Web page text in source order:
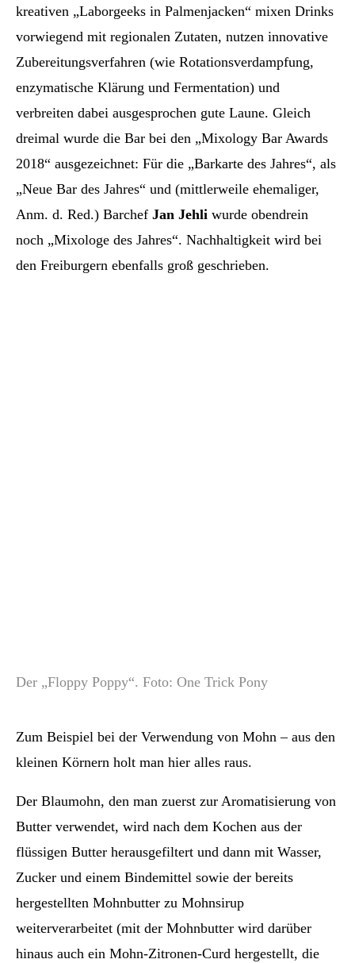
kreativen „Laborgeeks in Palmenjacken“ mixen Drinks
vorwiegend mit regionalen Zutaten, nutzen innovative
Zubereitungsverfahren (wie Rotationsverdampfung,
enzymatische Klärung und Fermentation) und
verbreiten dabei ausgesprochen gute Laune. Gleich
dreimal wurde die Bar bei den „Mixology Bar Awards
2018“ ausgezeichnet: Für die „Barkarte des Jahres“, als
„Neue Bar des Jahres“ und (mittlerweile ehemaliger,
Anm. d. Red.) Barchef Jan Jehli wurde obendrein
noch „Mixologe des Jahres“. Nachhaltigkeit wird bei
den Freiburgern ebenfalls groß geschrieben.
Der „Floppy Poppy“. Foto: One Trick Pony
Zum Beispiel bei der Verwendung von Mohn – aus den
kleinen Körnern holt man hier alles raus.
Der Blaumohn, den man zuerst zur Aromatisierung von
Butter verwendet, wird nach dem Kochen aus der
flüssigen Butter herausgefiltert und dann mit Wasser,
Zucker und einem Bindemittel sowie der bereits
hergestellten Mohnbutter zu Mohnsirup
weiterverarbeitet (mit der Mohnbutter wird darüber
hinaus auch ein Mohn-Zitronen-Curd hergestellt, die